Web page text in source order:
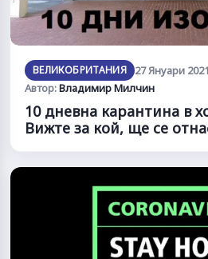
ВЕЛИКОБРИТАНИЯ
27 Януари
Автор:Владимир Милчин
10 дневна карантина в
Вижте за кой, ще се